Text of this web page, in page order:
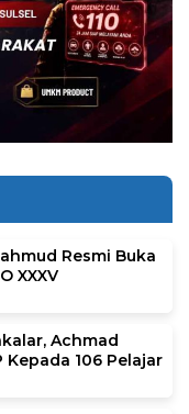
Resmi Buka
XXXV
Achmad
Kepada 106 Pelajar